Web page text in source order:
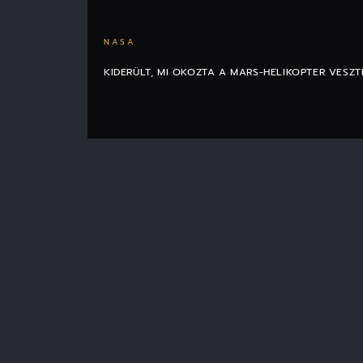
NASA
KIDERÜLT, MI OKOZTA A MARS-HELIKOPTER